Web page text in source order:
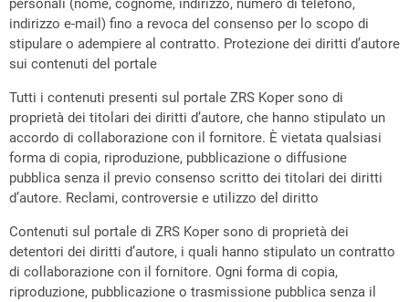
personali (nome, cognome, indirizzo, numero di telefono,
indirizzo e-mail) fino a revoca del consenso per lo scopo di
stipulare o adempiere al contratto. Protezione dei diritti d’autore
sui contenuti del portale
Tutti i contenuti presenti sul portale ZRS Koper sono di
proprietà dei titolari dei diritti d’autore, che hanno stipulato un
accordo di collaborazione con il fornitore. È vietata qualsiasi
forma di copia, riproduzione, pubblicazione o diffusione
pubblica senza il previo consenso scritto dei titolari dei diritti
d’autore. Reclami, controversie e utilizzo del diritto
Contenuti sul portale di ZRS Koper sono di proprietà dei
detentori dei diritti d’autore, i quali hanno stipulato un contratto
di collaborazione con il fornitore. Ogni forma di copia,
riproduzione, pubblicazione o trasmissione pubblica senza il